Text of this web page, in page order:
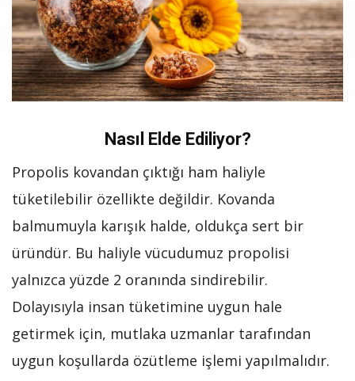
Nasıl Elde Ediliyor?
Propolis kovandan çıktığı ham haliyle
tüketilebilir özellikte değildir. Kovanda
balmumuyla karışık halde, oldukça sert bir
üründür. Bu haliyle vücudumuz propolisi
yalnızca yüzde 2 oranında sindirebilir.
Dolayısıyla insan tüketimine uygun hale
getirmek için, mutlaka uzmanlar tarafından
uygun koşullarda özütleme işlemi yapılmalıdır.